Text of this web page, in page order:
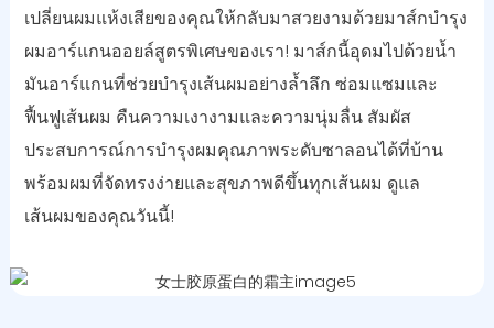
เปลี่ยนผมแห้งเสียของคุณให้กลับมาสวยงามด้วยมาส์กบำรุง
ผมอาร์แกนออยล์สูตรพิเศษของเรา! มาส์กนี้อุดมไปด้วยน้ำ
มันอาร์แกนที่ช่วยบำรุงเส้นผมอย่างล้ำลึก ซ่อมแซมและ
ฟื้นฟูเส้นผม คืนความเงางามและความนุ่มลื่น สัมผัส
ประสบการณ์การบำรุงผมคุณภาพระดับซาลอนได้ที่บ้าน
พร้อมผมที่จัดทรงง่ายและสุขภาพดีขึ้นทุกเส้นผม ดูแล
เส้นผมของคุณวันนี้!